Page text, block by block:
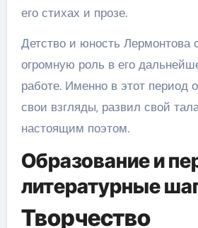
его стихах и прозе.
Детство и юность Лермонтова
огромную роль в его
работе. Именно в этот период
свои взгляды, развил свой
настоящим поэтом.
Образование и
литературные
Творчество